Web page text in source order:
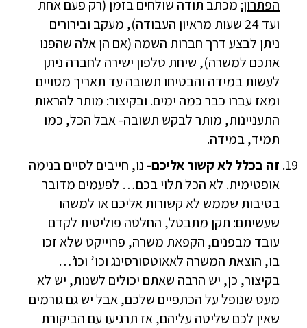
הפתרון: מכתב תודה שולחים בזמן (רק פעם אחת
ועד 24 שעות מראיון העבודה), מעקב ובירורים
ניתן לבצע דרך חברות השמה (אם הן אלה שהפנו
אתכם למשרה), שיחת טלפון ישירה לחברה ניתן
לעשות במידה והבטיחו תשובה עד תאריך מסויים
ומאז עברו כבר כמה ימים. ובקיצור: מותר להראות
התעניינות, מותר לבקש תשובה- אבל הכל, כמו
תמיד, במידה.
זה בכלל לא קשור אליכם- נו, חייבים לסיים בנימה
אופטימית. לא הכל תלוי בכם… לפעמים מדובר
בסיבות שממש לא קשורות אליכם או למשהו
שעשיתם: תקן מתבטל, החלטה פוליטית לקדם
עובד מבפנים, הקפאת משרה, פרוייקט שלא זכו
בו, הוצאת המשרה לאאוטסורסינג וכו’ וכו’…
בקיצור, כן, יש הרבה שאתם יכולים לשנות, יש לא
מעט שנופל על הכתפיים שלכם, אבל יש גם גורמים
שאין לכם שליטה עליהם, אז תרגיעו עם הביקורת